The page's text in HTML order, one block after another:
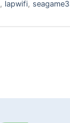
lapwifi